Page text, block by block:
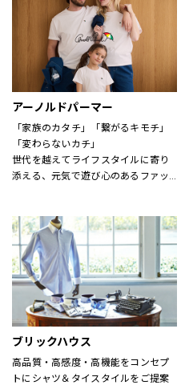
アーノルドパーマー
「家族のカタチ」「繋がるキモチ」
「変わらないカチ」
世代を越えてライフスタイルに寄り
添える、元気で遊び心のあるファッ
れている「アーノルド パーマー」で
す。
※イーアスつくば店ではキッズの取
扱いはございません。
ブリックハウス
高品質・高感度・高機能をコンセプ
トにシャツ＆タイスタイルをご提案